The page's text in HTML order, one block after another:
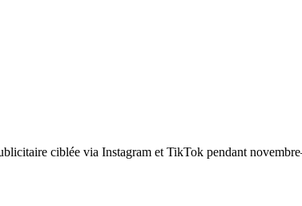
ciblée via Instagram et TikTok pendant